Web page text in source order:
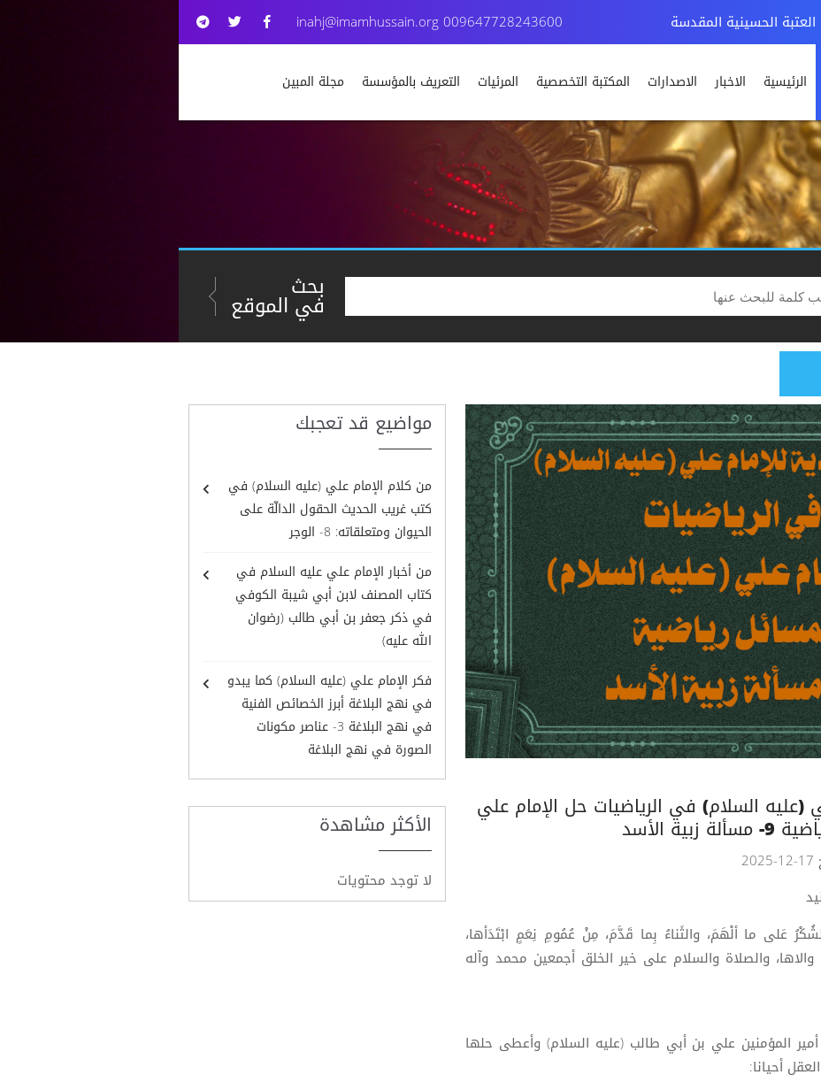
العتبة الحسينية المقدسة 009647728243600
inahj@imamhussain.org
الرئيسية الاخبار الاصدارات المكتبة التخصصية المرئيات التعريف بالمؤسسة مجلة المبين
بحث
في الموقع
(عليه السلام) في الرياضيات حل الإمام علي
الأسد
عَلى ما ألْهَمَ، والثَناءُ بِما قَدَّمَ، مِنْ عُمُومِ نِعَمٍ ابْتَدَأها،
والصلاة والسلام على خير الخلق أجمعين محمد وآله
المؤمنين علي بن أبي طالب (عليه السلام) وأعطى حلها
أحيانا:
مواضيع قد تعجبك
من كلام الإمام علي (عليه السلام) في
كتب غريب الحديث الحقول الدالّة على
الحيوان ومتعلقاته: 8- الوجر
من أخبار الإمام علي عليه السلام في
كتاب المصنف لابن أبي شيبة الكوفي
في ذكر جعفر بن أبي طالب (رضوان
الله عليه)
فكر الإمام علي (عليه السلام) كما يبدو
في نهج البلاغة أبرز الخصائص الفنية
في نهج البلاغة 3- عناصر مكونات
الصورة في نهج البلاغة
الأكثر مشاهدة
لا توجد محتويات